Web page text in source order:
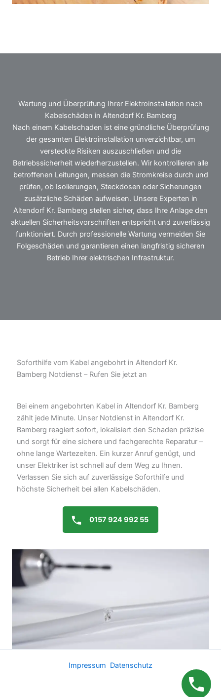
Wartung und Überprüfung Ihrer Elektroinstallation nach
Kabelschäden in Altendorf Kr. Bamberg
Nach einem Kabelschaden ist eine gründliche Überprüfung
der gesamten Elektroinstallation unverzichtbar, um
versteckte Risiken auszuschließen und die
Betriebssicherheit wiederherzustellen. Wir kontrollieren alle
betroffenen Leitungen, messen die Stromkreise durch und
prüfen, ob Isolierungen, Steckdosen oder Sicherungen
zusätzliche Schäden aufweisen. Unsere Experten in
Altendorf Kr. Bamberg stellen sicher, dass Ihre Anlage den
aktuellen Sicherheitsvorschriften entspricht und zuverlässig
funktioniert. Durch professionelle Wartung vermeiden Sie
Folgeschäden und garantieren einen langfristig sicheren
Betrieb Ihrer elektrischen Infrastruktur.
Soforthilfe vom Kabel angebohrt in Altendorf Kr.
Bamberg Notdienst – Rufen Sie jetzt an
Bei einem angebohrten Kabel in Altendorf Kr. Bamberg
zählt jede Minute. Unser Notdienst in Altendorf Kr.
Bamberg reagiert sofort, lokalisiert den Schaden präzise
und sorgt für eine sichere und fachgerechte Reparatur –
ohne lange Wartezeiten. Ein kurzer Anruf genügt, und
unser Elektriker ist schnell auf dem Weg zu Ihnen.
Verlassen Sie sich auf zuverlässige Soforthilfe und
höchste Sicherheit bei allen Kabelschäden.
0157 924 992 55
Impressum Datenschutz